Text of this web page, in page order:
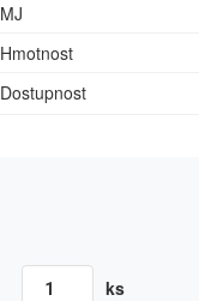
MJ
Hmotnost
Dostupnost
ks